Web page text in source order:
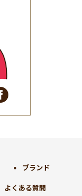
ブランド
よくある質問